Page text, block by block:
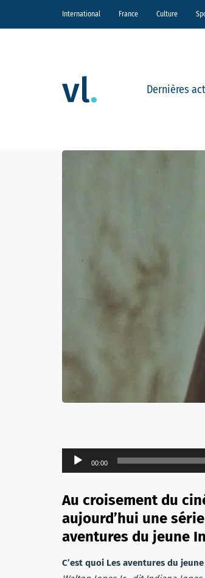
International France Culture
Dernières
Lecteur
audio
00:00
Au croisement du
aujourd’hui une
aventures du jeune
C’est quoi Les aventures du